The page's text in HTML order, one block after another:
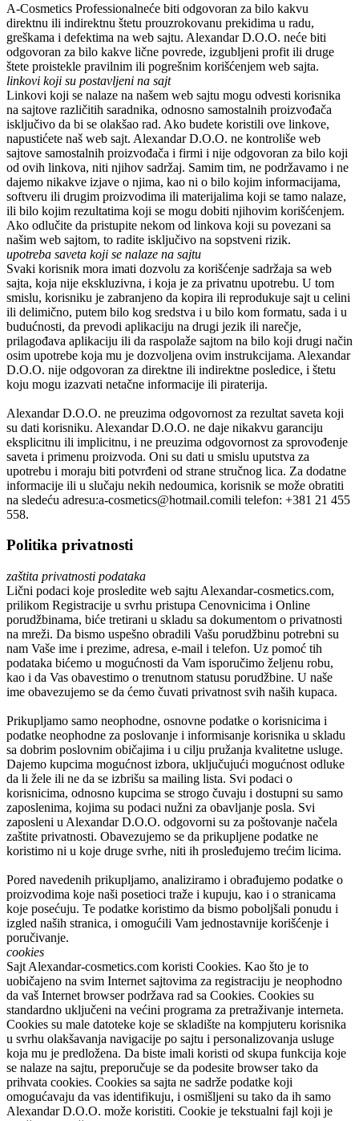
A-Cosmetics Professionalneće biti odgovoran za bilo kakvu
direktnu ili indirektnu štetu prouzrokovanu prekidima u radu,
greškama i defektima na web sajtu. Alexandar D.O.O. neće biti
odgovoran za bilo kakve lične povrede, izgubljeni profit ili druge
štete proistekle pravilnim ili pogrešnim korišćenjem web sajta.
linkovi koji su postavljeni na sajt
Linkovi koji se nalaze na našem web sajtu mogu odvesti korisnika
na sajtove različitih saradnika, odnosno samostalnih proizvođača
isključivo da bi se olakšao rad. Ako budete koristili ove linkove,
napustićete naš web sajt. Alexandar D.O.O. ne kontroliše web
sajtove samostalnih proizvođača i firmi i nije odgovoran za bilo koji
od ovih linkova, niti njihov sadržaj. Samim tim, ne podržavamo i ne
dajemo nikakve izjave o njima, kao ni o bilo kojim informacijama,
softveru ili drugim proizvodima ili materijalima koji se tamo nalaze,
ili bilo kojim rezultatima koji se mogu dobiti njihovim korišćenjem.
Ako odlučite da pristupite nekom od linkova koji su povezani sa
našim web sajtom, to radite isključivo na sopstveni rizik.
upotreba saveta koji se nalaze na sajtu
Svaki korisnik mora imati dozvolu za korišćenje sadržaja sa web
sajta, koja nije ekskluzivna, i koja je za privatnu upotrebu. U tom
smislu, korisniku je zabranjeno da kopira ili reprodukuje sajt u celini
ili delimično, putem bilo kog sredstva i u bilo kom formatu, sada i u
budućnosti, da prevodi aplikaciju na drugi jezik ili narečje,
prilagođava aplikaciju ili da raspolaže sajtom na bilo koji drugi način
osim upotrebe koja mu je dozvoljena ovim instrukcijama. Alexandar
D.O.O. nije odgovoran za direktne ili indirektne posledice, i štetu
koju mogu izazvati netačne informacije ili piraterija.
Alexandar D.O.O. ne preuzima odgovornost za rezultat saveta koji
su dati korisniku. Alexandar D.O.O. ne daje nikakvu garanciju
eksplicitnu ili implicitnu, i ne preuzima odgovornost za sprovođenje
saveta i primenu proizvoda. Oni su dati u smislu uputstva za
upotrebu i moraju biti potvrđeni od strane stručnog lica. Za dodatne
informacije ili u slučaju nekih nedoumica, korisnik se može obratiti
na sledeću adresu:a-cosmetics@hotmail.comili telefon: +381 21 455
558.
Politika privatnosti
zaštita privatnosti podataka
Lični podaci koje prosledite web sajtu Alexandar-cosmetics.com,
prilikom Registracije u svrhu pristupa Cenovnicima i Online
porudžbinama, biće tretirani u skladu sa dokumentom o privatnosti
na mreži. Da bismo uspešno obradili Vašu porudžbinu potrebni su
nam Vaše ime i prezime, adresa, e-mail i telefon. Uz pomoć tih
podataka bićemo u mogućnosti da Vam isporučimo željenu robu,
kao i da Vas obavestimo o trenutnom statusu porudžbine. U naše
ime obavezujemo se da ćemo čuvati privatnost svih naših kupaca.
Prikupljamo samo neophodne, osnovne podatke o korisnicima i
podatke neophodne za poslovanje i informisanje korisnika u skladu
sa dobrim poslovnim običajima i u cilju pružanja kvalitetne usluge.
Dajemo kupcima mogućnost izbora, uključujući mogućnost odluke
da li žele ili ne da se izbrišu sa mailing lista. Svi podaci o
korisnicima, odnosno kupcima se strogo čuvaju i dostupni su samo
zaposlenima, kojima su podaci nužni za obavljanje posla. Svi
zaposleni u Alexandar D.O.O. odgovorni su za poštovanje načela
zaštite privatnosti. Obavezujemo se da prikupljene podatke ne
koristimo ni u koje druge svrhe, niti ih prosleđujemo trećim licima.
Pored navedenih prikupljamo, analiziramo i obrađujemo podatke o
proizvodima koje naši posetioci traže i kupuju, kao i o stranicama
koje posećuju. Te podatke koristimo da bismo poboljšali ponudu i
izgled naših stranica, i omogućili Vam jednostavnije korišćenje i
poručivanje.
cookies
Sajt Alexandar-cosmetics.com koristi Cookies. Kao što je to
uobičajeno na svim Internet sajtovima za registraciju je neophodno
da vaš Internet browser podržava rad sa Cookies. Cookies su
standardno uključeni na većini programa za pretraživanje interneta.
Cookies su male datoteke koje se skladište na kompjuteru korisnika
u svrhu olakšavanja navigacije po sajtu i personalizovanja usluge
koja mu je predložena. Da biste imali koristi od skupa funkcija koje
se nalaze na sajtu, preporučuje se da podesite browser tako da
prihvata cookies. Cookies sa sajta ne sadrže podatke koji
omogućavaju da vas identifikuju, i osmišljeni su tako da ih samo
Alexandar D.O.O. može koristiti. Cookie je tekstualni fajl koji je